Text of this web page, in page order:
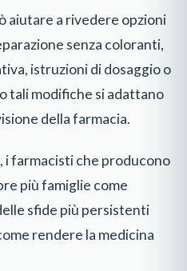
aiutare a rivedere opzioni
senza coloranti,
istruzioni di dosaggio o
tali modifiche si adattano
della farmacia.
i farmacisti che producono
più famiglie come
sfide più persistenti
rendere la medicina